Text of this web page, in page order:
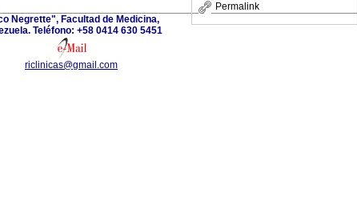
Permalink
Negrette", Facultad de Medicina,
Teléfono: +58 0414 630 5451
riclinicas@gmail.com